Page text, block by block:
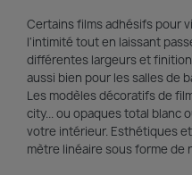
Certains films adhésifs pour
l'intimité tout en laissant
différentes largeurs et
aussi bien pour les salles de
Les modèles décoratifs de
city... ou opaques total blanc
votre intérieur. Esthétiques
mètre linéaire sous forme de